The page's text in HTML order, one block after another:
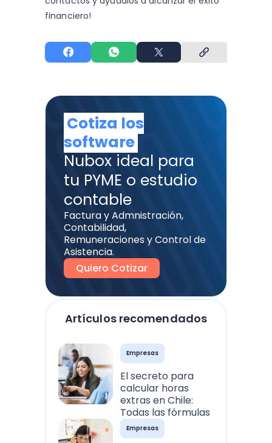
financiero!
Artículos recomendados
Empresas
El secreto para
calcular horas
extras en Chile:
Todas las fórmulas
Empresas
Cotiza los
software
Nubox ideal para
tu PYME o estudio
contable
Factura y Admnistración,
Contabilidad,
Remuneraciones y Control de
Asistencia.
Quiero Cotizar